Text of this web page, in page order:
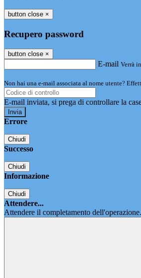
button close ×
Recupero password
button close ×
E-mail Verrà
Non hai una e-mail associata al nome utente?
E-mail inviata, si prega di controllare la
Errore
Chiudi
Successo
Chiudi
Informazione
Chiudi
Attendere...
Attendere il completamento